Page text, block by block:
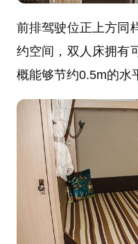
前排驾驶位正上方同
约空间，双人床拥有
概能够节约0.5m的水